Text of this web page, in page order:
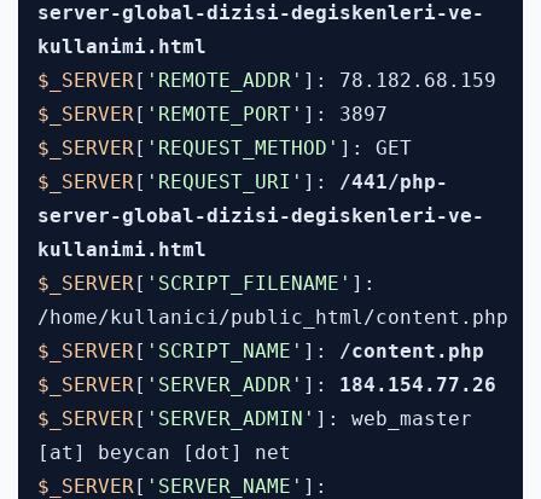
server-global-dizisi-degiskenleri-ve-
kullanimi.html
$_SERVER[ 'REMOTE_ADDR' ]: 78.182.68.159
$_SERVER[ 'REMOTE_PORT' ]: 3897
$_SERVER[ 'REQUEST_METHOD' ]: GET
$_SERVER[ 'REQUEST_URI' ]: /441/php-
server-global-dizisi-degiskenleri-ve-
kullanimi.html
$_SERVER[ 'SCRIPT_FILENAME' ]:
/home/kullanici/public_html/content.php
$_SERVER[ 'SCRIPT_NAME' ]: /content.php
$_SERVER[ 'SERVER_ADDR' ]: 184.154.77.26
$_SERVER[ 'SERVER_ADMIN' ]: web_master
[at] beycan [dot] net
$_SERVER[ 'SERVER_NAME' ]: